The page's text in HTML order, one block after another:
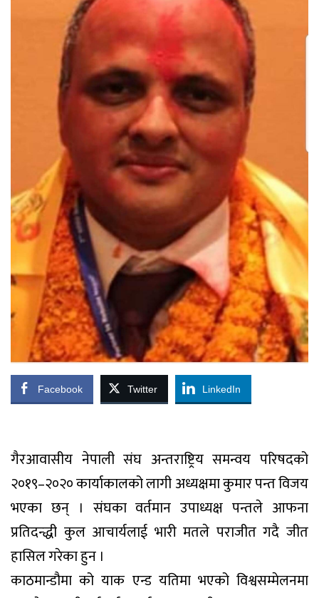
Facebook Twitter LinkedIn
गैरआवासीय नेपाली संघ अन्तराष्ट्रिय समन्वय परिषदको
२०१९–२०२० कार्याकालको लागी अध्यक्षमा कुमार पन्त विजय
भएका छन् । संघका वर्तमान उपाध्यक्ष पन्तले आफना
प्रतिदन्द्धी कुल आचार्यलाई भारी मतले पराजीत गदै जीत
हासिल गरेका हुन ।
काठमान्डौमा को याक एन्ड यतिमा भएको विश्वसम्मेलनमा